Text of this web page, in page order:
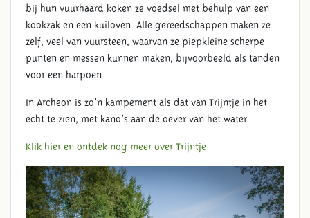
bij hun vuurhaard koken ze voedsel met behulp van een
kookzak en een kuiloven. Alle gereedschappen maken ze
zelf, veel van vuursteen, waarvan ze piepkleine scherpe
punten en messen kunnen maken, bijvoorbeeld als tanden
voor een harpoen.
In Archeon is zo’n kampement als dat van Trijntje in het
echt te zien, met kano’s aan de oever van het water.
Klik hier en ontdek nog meer over Trijntje